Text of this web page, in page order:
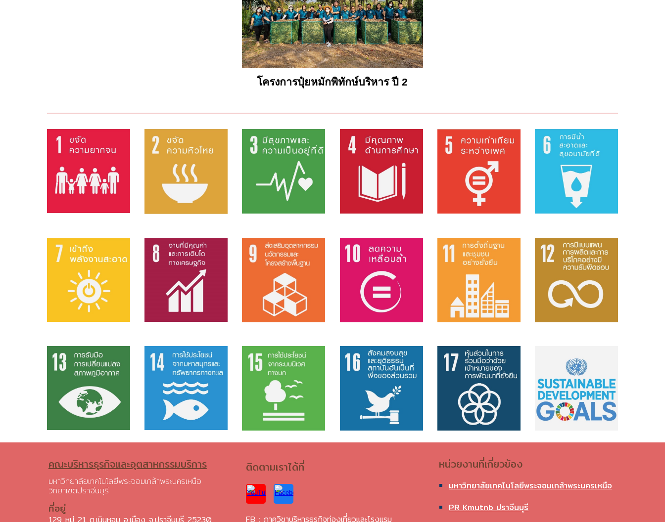
โครงการปุ๋ยหมัก พิทักษ์บริหาร ปี 2
คณะบริหารธุรกิจและอุตสาหกรรมบริการ
มหาวิทยาลัยเทคโนโลยีพระจอมเกล้าพระนครเหนือ
วิทยาเขตปราจีนบุรี
ที่อยู่
ติดตามเราได้ที่
FB :ภาควิชาบริหารธุรกิจท่องเที่ยวและโรงแรม
หน่วยงานที่เกี่ยวข้อง
มหาวิทยาลัยเทคโนโลยีพระจอมเกล้าพระนครเหนือ
PR Kmutnb ปราจีนบุรี